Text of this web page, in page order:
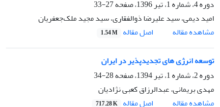
دوره 4، شماره 1، تیر 1396، صفحه
27-33
امید دیمی، سید علیرضا ذوالفقاری، سید مجید ملک‌جعفریان
مشاهده مقاله
اصل مقاله 1.54 M
توسعه انرژی های تجدیدپذیر در ایران
دوره 2، شماره 1، تیر 1394، صفحه
28-34
مهدی بریمانی، عبدالرزاق کعبی نژادیان
مشاهده مقاله
اصل مقاله 717.28 K